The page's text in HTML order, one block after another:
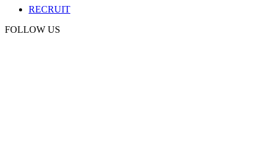
RECRUIT
FOLLOW US